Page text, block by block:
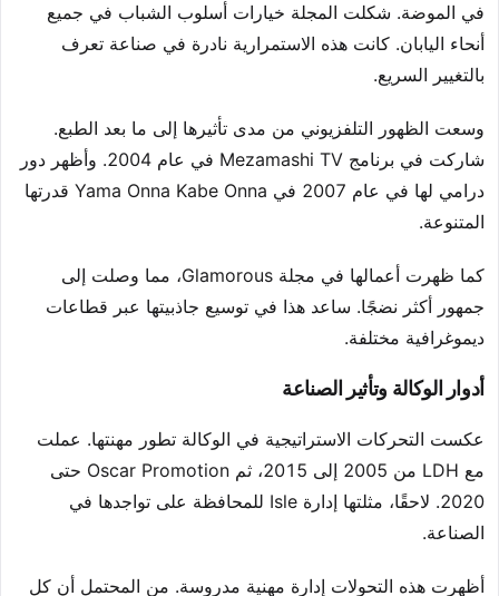
في الموضة. شكلت المجلة خيارات أسلوب الشباب في جميع
أنحاء اليابان. كانت هذه الاستمرارية نادرة في صناعة تعرف
بالتغيير السريع.
وسعت الظهور التلفزيوني من مدى تأثيرها إلى ما بعد الطبع.
شاركت في برنامج Mezamashi TV في عام 2004. وأظهر دور
درامي لها في عام 2007 في Yama Onna Kabe Onna قدرتها
المتنوعة.
كما ظهرت أعمالها في مجلة Glamorous، مما وصلت إلى
جمهور أكثر نضجًا. ساعد هذا في توسيع جاذبيتها عبر قطاعات
ديموغرافية مختلفة.
أدوار الوكالة وتأثير الصناعة
عكست التحركات الاستراتيجية في الوكالة تطور مهنتها. عملت
مع LDH من 2005 إلى 2015، ثم Oscar Promotion حتى
2020. لاحقًا، مثلتها إدارة Isle للمحافظة على تواجدها في
الصناعة.
أظهرت هذه التحولات إدارة مهنية مدروسة. من المحتمل أن كل